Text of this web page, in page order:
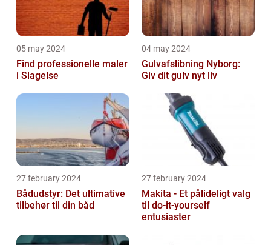
05 may 2024
Find professionelle maler
i Slagelse
04 may 2024
Gulvafslibning Nyborg:
Giv dit gulv nyt liv
27 february 2024
Bådudstyr: Det ultimative
tilbehør til din båd
27 february 2024
Makita - Et pålideligt valg
til do-it-yourself
entusiaster